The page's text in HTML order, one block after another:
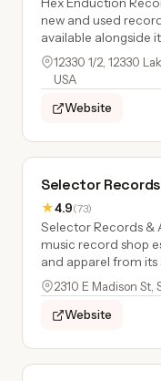
new and used
available alongside
12330 1/2, 12330
USA
Website
Selector
★4.9(73)
Selector Records &
music record shop
and apparel from its
2310 E Madison St,
Website